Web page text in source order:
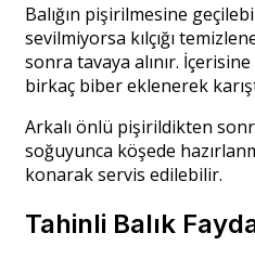
Balığın pişirilmesine
sevilmiyorsa kılçığı
sonra tavaya alınır.
birkaç biber eklenerek
Arkalı önlü pişirildikten
soğuyunca köşede
konarak servis edilebilir.
Tahinli Balık